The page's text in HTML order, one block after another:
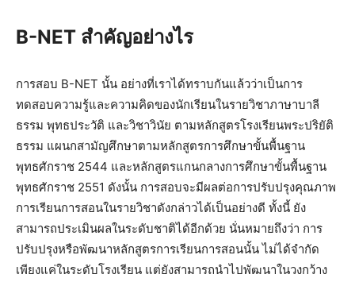
B-NET สำคัญอย่างไร
การสอบ B-NET นั้น อย่างที่เราได้ทราบกันแล้วว่าเป็นการ
ทดสอบความรู้และความคิดของนักเรียนในรายวิชาภาษาบาลี
ธรรม พุทธประวัติ และวิชาวินัย ตามหลักสูตรโรงเรียนพระปริยัติ
ธรรม แผนกสามัญศึกษาตามหลักสูตรการศึกษาขั้นพื้นฐาน
พุทธศักราช 2544 และหลักสูตรแกนกลางการศึกษาขั้นพื้นฐาน
พุทธศักราช 2551 ดังนั้น การสอบจะมีผลต่อการปรับปรุงคุณภาพ
การเรียนการสอนในรายวิชาดังกล่าวได้เป็นอย่างดี ทั้งนี้ ยัง
สามารถประเมินผลในระดับชาติได้อีกด้วย นั่นหมายถึงว่า การ
ปรับปรุงหรือพัฒนาหลักสูตรการเรียนการสอนนั้น ไม่ได้จำกัด
เพียงแค่ในระดับโรงเรียน แต่ยังสามารถนำไปพัฒนาในวงกว้าง